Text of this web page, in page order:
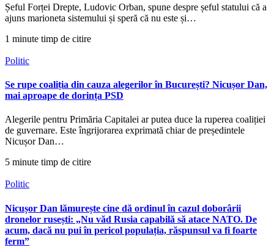
Șeful Forței Drepte, Ludovic Orban, spune despre șeful statului că a
ajuns marioneta sistemului și speră că nu este și…
1 minute timp de citire
Politic
Se rupe coaliția din cauza alegerilor în București? Nicușor Dan,
mai aproape de dorința PSD
Alegerile pentru Primăria Capitalei ar putea duce la ruperea coaliției
de guvernare. Este îngrijorarea exprimată chiar de președintele
Nicușor Dan…
5 minute timp de citire
Politic
Nicușor Dan lămurește cine dă ordinul în cazul doborârii
dronelor rusești: „Nu văd Rusia capabilă să atace NATO. De
acum, dacă nu pui în pericol populația, răspunsul va fi foarte
ferm”